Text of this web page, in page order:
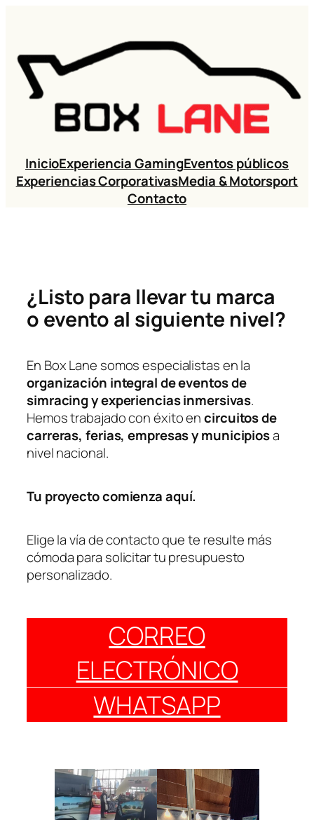
InicioExperiencia GamingEventos públicos
Experiencias CorporativasMedia & Motorsport
Contacto
¿Listo para llevar tu marca
o evento al siguiente nivel?
En Box Lane somos especialistas en la
organización integral de eventos de
simracing y experiencias inmersivas.
Hemos trabajado con éxito encircuitos de
carreras, ferias, empresas y municipiosa
nivel nacional.
Tu proyecto comienza aquí.
Elige la vía de contacto que te resulte más
cómoda para solicitar tu presupuesto
personalizado.
CORREO
ELECTRÓNICO
WHATSAPP